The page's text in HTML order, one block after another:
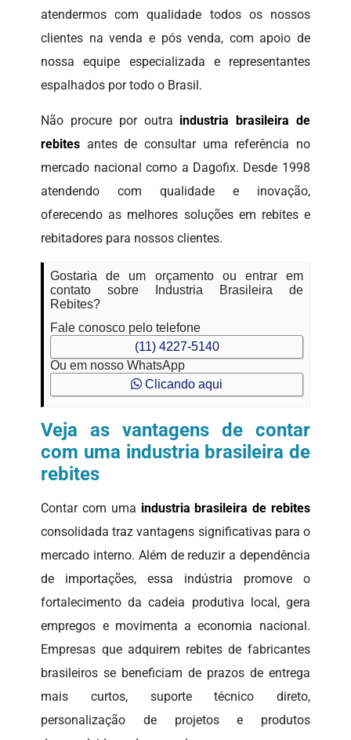
atendermos com qualidade todos os nossos
clientes na venda e pós venda, com apoio de
nossa equipe especializada e representantes
espalhados por todo o Brasil.
Não procure por outra industria brasileira de
rebites antes de consultar uma referência no
mercado nacional como a Dagofix. Desde 1998
atendendo com qualidade e inovação,
oferecendo as melhores soluções em rebites e
rebitadores para nossos clientes.
Gostaria de um orçamento ou entrar em
contato sobre Industria Brasileira de
Rebites?
Fale conosco pelo telefone
(11) 4227-5140
Ou em nosso WhatsApp
Clicando aqui
Veja as vantagens de contar
com uma industria brasileira de
rebites
Contar com uma industria brasileira de rebites
consolidada traz vantagens significativas para o
mercado interno. Além de reduzir a dependência
de importações, essa indústria promove o
fortalecimento da cadeia produtiva local, gera
empregos e movimenta a economia nacional.
Empresas que adquirem rebites de fabricantes
brasileiros se beneficiam de prazos de entrega
mais curtos, suporte técnico direto,
personalização de projetos e produtos